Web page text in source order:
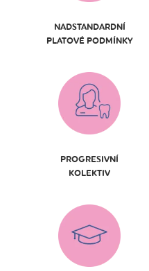
NADSTANDARDNÍ
PLATOVÉ PODMÍNKY
PROGRESIVNÍ
KOLEKTIV